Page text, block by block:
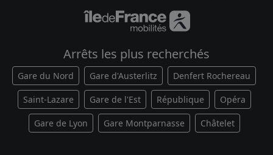
Arrêts les plus recherchés
Gare du Nord Gare d'Austerlitz Denfert Rochereau
Saint-Lazare Gare de l'Est République Opéra
Gare de Lyon Gare Montparnasse Châtelet